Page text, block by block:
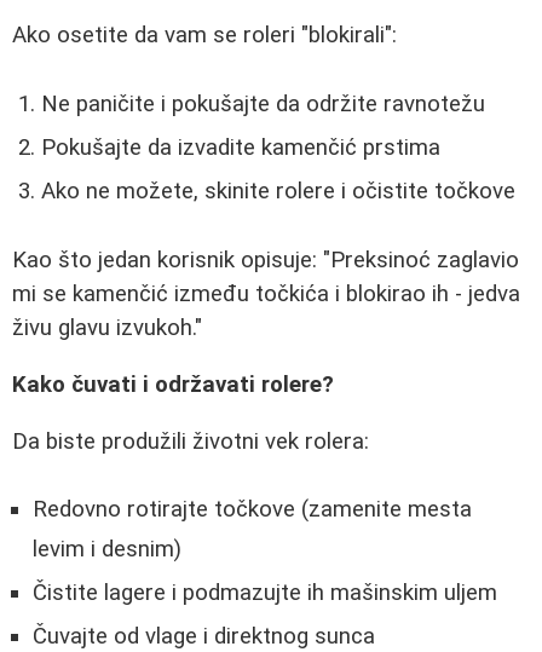
Ako osetite da vam se roleri "blokirali":
Ne paničite i pokušajte da održite ravnotežu
Pokušajte da izvadite kamenčić prstima
Ako ne možete, skinite rolere i očistite točkove
Kao što jedan korisnik opisuje: "Preksinoć zaglavio
mi se kamenčić između točkića i blokirao ih - jedva
živu glavu izvukoh."
Kako čuvati i održavati rolere?
Da biste produžili životni vek rolera:
Redovno rotirajte točkove (zamenite mesta
levim i desnim)
Čistite lagere i podmazujte ih mašinskim uljem
Čuvajte od vlage i direktnog sunca